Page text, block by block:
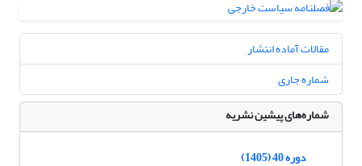
مقالات آماده انتشار
شماره جاری
شماره‌های پیشین نشریه
دوره 40 (1405)